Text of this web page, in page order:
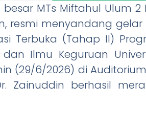
MTs Miftahul Ulum 2
resmi menyandang gelar
Terbuka (Tahap II)
Ilmu Keguruan
(29/6/2026) di
Zainuddin berhasil